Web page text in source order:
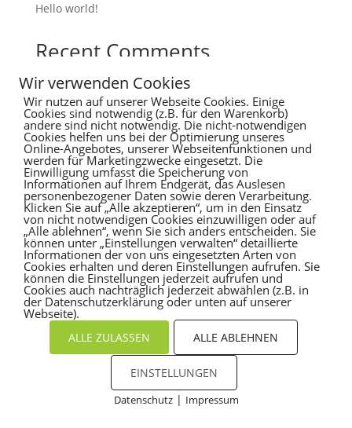
Hello world!
Recent Comments
Es sind keine Kommentare vorhanden.
Wir verwenden Cookies
Wir nutzen auf unserer Webseite Cookies. Einige
Cookies sind notwendig (z.B. für den Warenkorb)
andere sind nicht notwendig. Die nicht-notwendigen
Cookies helfen uns bei der Optimierung unseres
Online-Angebotes, unserer Webseitenfunktionen und
werden für Marketingzwecke eingesetzt. Die
Einwilligung umfasst die Speicherung von
Informationen auf Ihrem Endgerät, das Auslesen
personenbezogener Daten sowie deren Verarbeitung.
Klicken Sie auf „Alle akzeptieren“, um in den Einsatz
von nicht notwendigen Cookies einzuwilligen oder auf
„Alle ablehnen“, wenn Sie sich anders entscheiden. Sie
können unter „Einstellungen verwalten“ detaillierte
Informationen der von uns eingesetzten Arten von
Cookies erhalten und deren Einstellungen aufrufen. Sie
können die Einstellungen jederzeit aufrufen und
Cookies auch nachträglich jederzeit abwählen (z.B. in
der Datenschutzerklärung oder unten auf unserer
Webseite).
ALLE ZULASSEN ALLE ABLEHNEN
EINSTELLUNGEN
Datenschutz| Impressum